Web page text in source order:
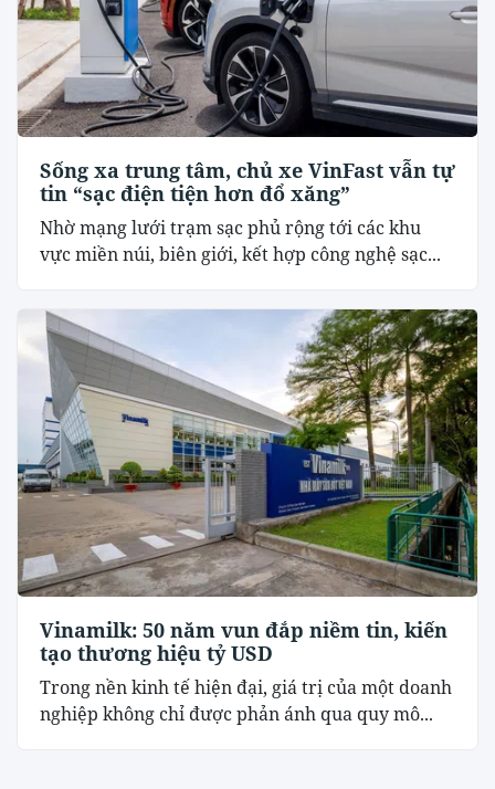
Sống xa trung tâm, chủ xe VinFast vẫn tự
tin “sạc điện tiện hơn đổ xăng”
Nhờ mạng lưới trạm sạc phủ rộng tới các khu
vực miền núi, biên giới, kết hợp công nghệ sạc...
Vinamilk: 50 năm vun đắp niềm tin, kiến
tạo thương hiệu tỷ USD
Trong nền kinh tế hiện đại, giá trị của một doanh
nghiệp không chỉ được phản ánh qua quy mô...